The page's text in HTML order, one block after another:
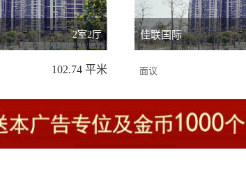
2室2厅
102.74 平米
佳联国际
面议